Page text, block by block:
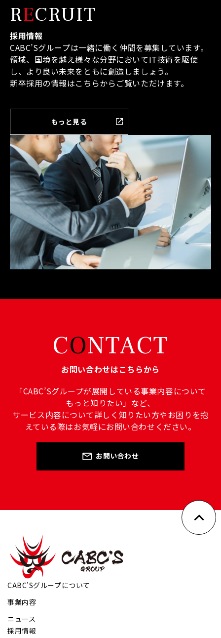
RECRUIT
採用情報
CABC’Sグループは一緒に働く仲間を募集しています。
領域、国境を越え様々な分野においてIT技術を駆使
し、より良い未来をともに創造しましょう。
新卒採用の情報はこちらからご覧いただけます。
もっと見る
CONTACT
お問い合わせはこちらから
「CABC’Sグループが展開している事業内容について
もっと知りたい」など、
サービス内容について詳しく知りたい方やお困りを抱
えている際はお気軽にお問い合わせください。
お問い合わせ
CABC’Sグループについて
事業内容
ニュース
採用情報